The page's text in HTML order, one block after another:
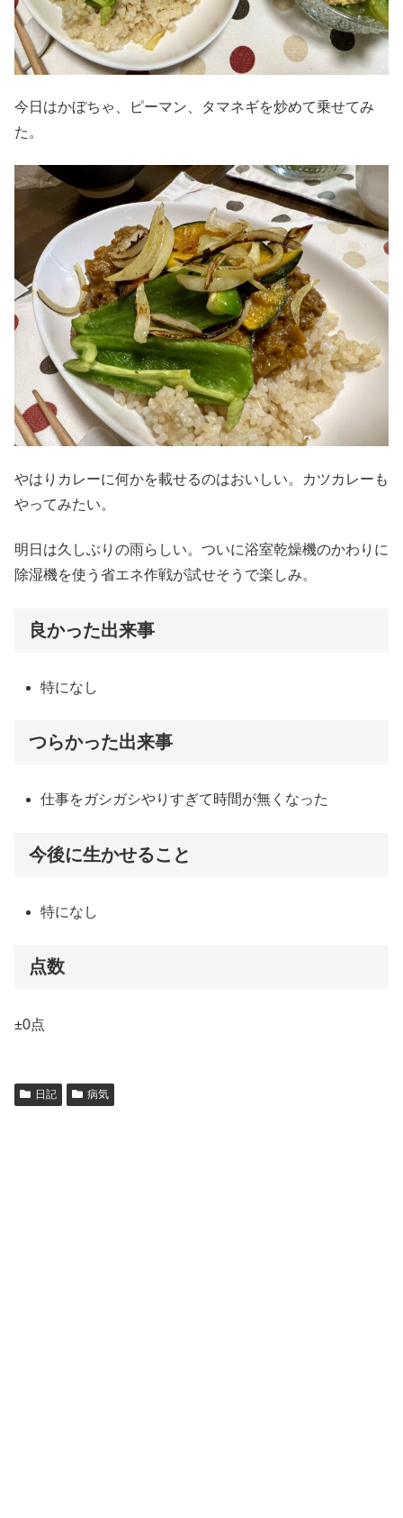
今日はかぼちゃ、ピーマン、タマネギを炒めて乗せてみ
た。
やはりカレーに何かを載せるのはおいしい。カツカレーも
やってみたい。
明日は久しぶりの雨らしい。ついに浴室乾燥機のかわりに
除湿機を使う省エネ作戦が試せそうで楽しみ。
良かった出来事
特になし
つらかった出来事
仕事をガシガシやりすぎて時間が無くなった
今後に生かせること
特になし
点数
±0点
日記 病気